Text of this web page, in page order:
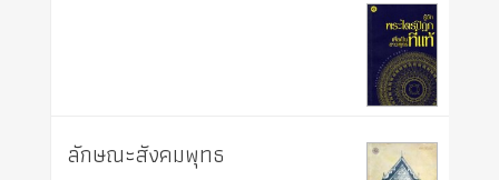
ลักษณะสังคมพุทธ